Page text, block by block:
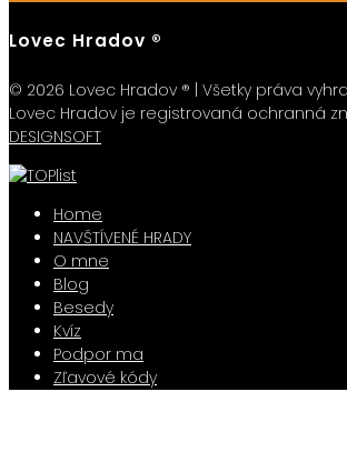
Lovec Hradov ®
© 2026 Lovec Hradov ® | Všetky práva
Lovec Hradov je registrovaná ochranná
DESIGNSOFT
Home
NAVŠTÍVENÉ HRADY
O mne
Blog
Besedy
Kvíz
Podpor ma
Zľavové kódy